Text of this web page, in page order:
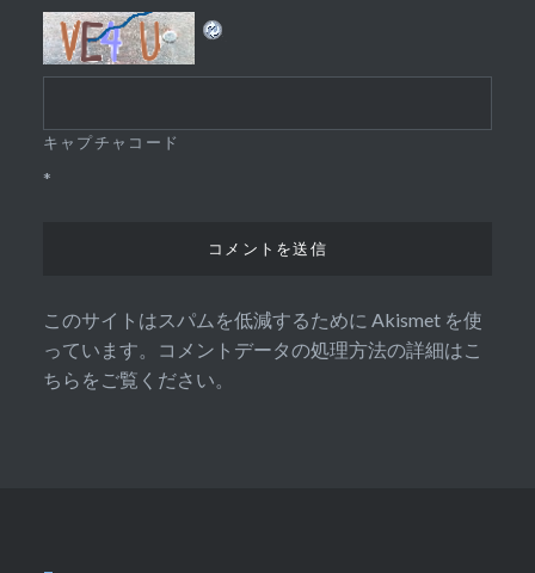
キャプチャコード
*
このサイトはスパムを低減するために Akismet を使
っています。
コメントデータの処理方法の詳細はこ
ちらをご覧ください。